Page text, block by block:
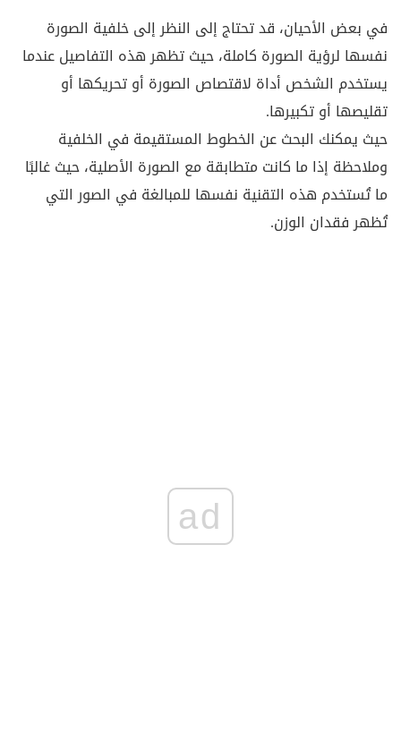
في بعض الأحيان، قد تحتاج إلى النظر إلى خلفية الصورة
نفسها لرؤية الصورة كاملة، حيث تظهر هذه التفاصيل عندما
يستخدم الشخص أداة لاقتصاص الصورة أو تحريكها أو
تقليصها أو تكبيرها.
حيث يمكنك البحث عن الخطوط المستقيمة في الخلفية
وملاحظة إذا ما كانت متطابقة مع الصورة الأصلية، حيث غالبًا
ما تُستخدم هذه التقنية نفسها للمبالغة في الصور التي
تُظهر فقدان الوزن.
ad